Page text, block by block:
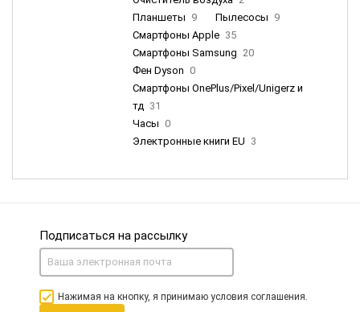
Планшеты 9 Пылесосы 9
Смартфоны Apple 35
Смартфоны Samsung 20
Фен Dyson 0
Смартфоны OnePlus/Pixel/Unigerz и
тд 31
Часы 0
Электронные книги EU 3
Подписаться на рассылку
Нажимая на кнопку, я принимаю условия соглашения.